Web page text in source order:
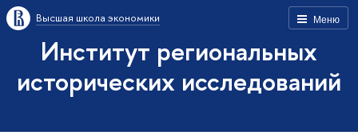
Меню
Высшая школа экономики
Институт региональных
исторических исследований